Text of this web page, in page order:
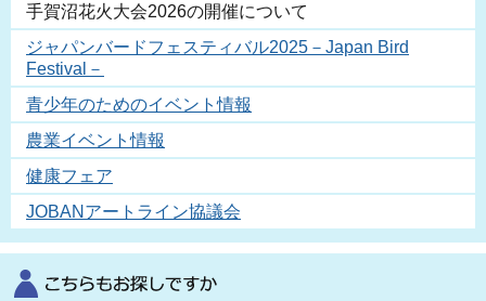
手賀沼花火大会2026の開催について
ジャパンバードフェスティバル2025－Japan Bird
Festival－
青少年のためのイベント情報
農業イベント情報
健康フェア
JOBANアートライン協議会